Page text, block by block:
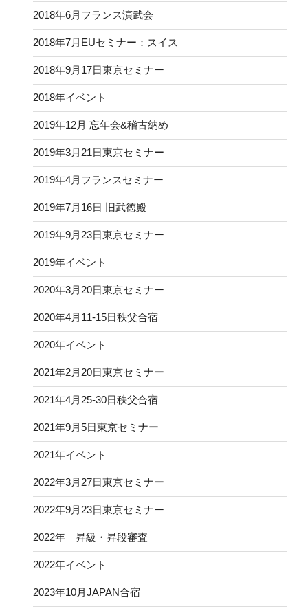
2018年6月フランス演武会
2018年7月EUセミナー：スイス
2018年9月17日東京セミナー
2018年イベント
2019年12月 忘年会&稽古納め
2019年3月21日東京セミナー
2019年4月フランスセミナー
2019年7月16日 旧武徳殿
2019年9月23日東京セミナー
2019年イベント
2020年3月20日東京セミナー
2020年4月11-15日秩父合宿
2020年イベント
2021年2月20日東京セミナー
2021年4月25-30日秩父合宿
2021年9月5日東京セミナー
2021年イベント
2022年3月27日東京セミナー
2022年9月23日東京セミナー
2022年 昇級・昇段審査
2022年イベント
2023年10月JAPAN合宿